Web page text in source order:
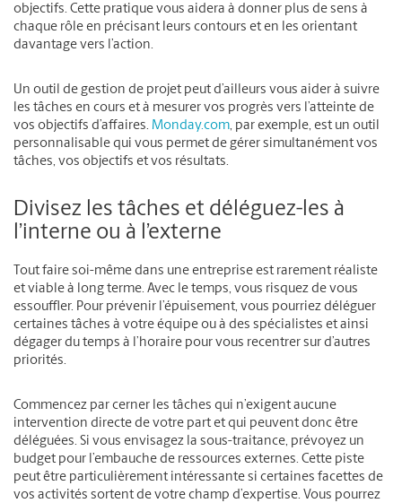
objectifs. Cette pratique vous aidera à donner plus de sens à
chaque rôle en précisant leurs contours et en les orientant
davantage vers l’action.
Un outil de gestion de projet peut d’ailleurs vous aider à suivre
les tâches en cours et à mesurer vos progrès vers l’atteinte de
vos objectifs d’affaires. Monday.com, par exemple, est un outil
personnalisable qui vous permet de gérer simultanément vos
tâches, vos objectifs et vos résultats.
Divisez les tâches et déléguez-les à
l’interne ou à l’externe
Tout faire soi-même dans une entreprise est rarement réaliste
et viable à long terme. Avec le temps, vous risquez de vous
essouffler. Pour prévenir l’épuisement, vous pourriez déléguer
certaines tâches à votre équipe ou à des spécialistes et ainsi
dégager du temps à l’horaire pour vous recentrer sur d’autres
priorités.
Commencez par cerner les tâches qui n’exigent aucune
intervention directe de votre part et qui peuvent donc être
déléguées. Si vous envisagez la sous-traitance, prévoyez un
budget pour l’embauche de ressources externes. Cette piste
peut être particulièrement intéressante si certaines facettes de
vos activités sortent de votre champ d’expertise. Vous pourrez